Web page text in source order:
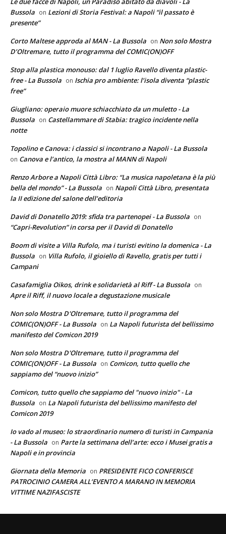
Bussola on Lezioni di Storia Festival: a Napoli “il passato è
presente”
Corto Maltese approda al MAN - La Bussola on Non solo Mostra
D’Oltremare, tutto il programma del COMIC(ON)OFF
Stop alla plastica monouso: dal 1 luglio Ravello diventa plastic-
free - La Bussola on Ischia pro ambiente: l’isola diventa “plastic
free”
Giugliano: operaio muore schiacchiato da un muletto - La
Bussola on Castellammare di Stabia: tragico incidente nella
notte
Topolino e Canova: i classici si incontrano a Napoli - La Bussola
on Canova e l’antico, la mostra al MANN di Napoli
Renzo Arbore a Napoli Città Libro: “La musica napoletana è la più
bella del mondo” - La Bussola on Napoli Città Libro, presentata
la II edizione del salone dell’editoria
David di Donatello 2019: sfida tra partenopei - La Bussola on
“Capri-Revolution” in corsa per il David di Donatello
Boom di visite a Villa Rufolo, ma i turisti evitino la domenica - La
Bussola on Villa Rufolo, il gioiello di Ravello, gratis per tutti i
Campani
Casafamiglia Oikos, drink e solidarietà al Riff - La Bussola on
Apre il Riff, il nuovo locale a degustazione musicale
Non solo Mostra D'Oltremare, tutto il programma del
COMIC(ON)OFF - La Bussola on La Napoli futurista del bellissimo
manifesto del Comicon 2019
Non solo Mostra D'Oltremare, tutto il programma del
COMIC(ON)OFF - La Bussola on Comicon, tutto quello che
sappiamo del “nuovo inizio”
Comicon, tutto quello che sappiamo del "nuovo inizio" - La
Bussola on La Napoli futurista del bellissimo manifesto del
Comicon 2019
Io vado al museo: lo straordinario numero di turisti in Campania
- La Bussola on Parte la settimana dell’arte: ecco i Musei gratis a
Napoli e in provincia
Giornata della Memoria on PRESIDENTE FICO CONFERISCE
PATROCINIO CAMERA ALL’EVENTO A MARANO IN MEMORIA
VITTIME NAZIFASCISTE